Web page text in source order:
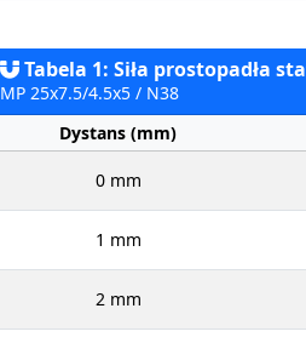
Tabela 1: Siła prostopadła
MP 25x7.5/4.5x5 / N38
Dystans (mm)
0 mm
1 mm
2 mm